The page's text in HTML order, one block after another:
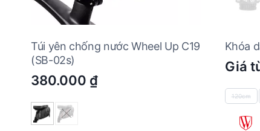
Túi yên chống nước Wheel Up C19
(SB-02s)
380.000 ₫
Khóa
Giá
120cm